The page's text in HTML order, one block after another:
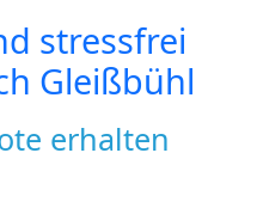
stressfrei
Gleißbühl
erhalten